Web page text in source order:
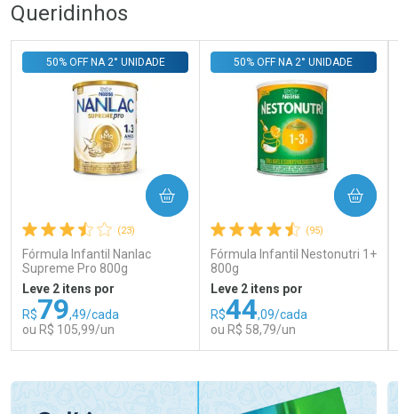
Queridinhos
(23)
Fórmula Infantil Nanlac
Supreme Pro 800g
50% OFF NA 2° UNIDADE
Leve 2 itens por
R$79,49/cada
ou R$ 105,99/un
COMPRAR
(95)
Fórmula Infantil Nestonutri 1+
800g
50% OFF NA 2° UNIDADE
Leve 2 itens por
R$44,09/cada
ou R$ 58,79/un
COMPRAR
Laboratório
Por Menos